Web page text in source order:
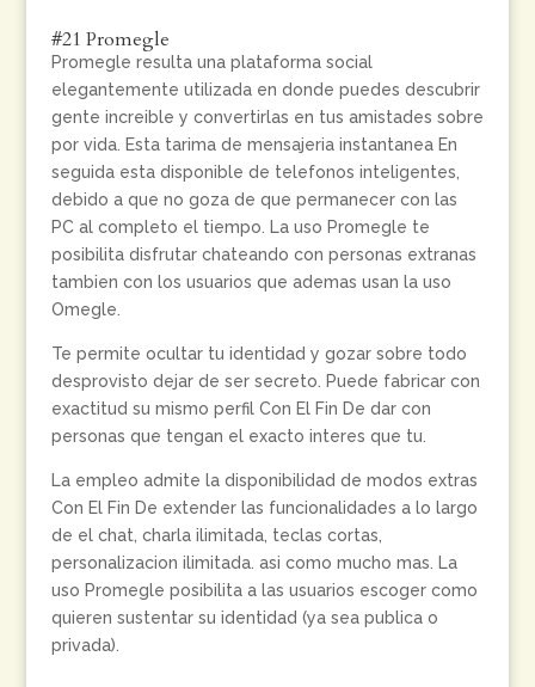
#21 Promegle
Promegle resulta una plataforma social
elegantemente utilizada en donde puedes descubrir
gente increible y convertirlas en tus amistades sobre
por vida. Esta tarima de mensajeria instantanea En
seguida esta disponible de telefonos inteligentes,
debido a que no goza de que permanecer con las
PC al completo el tiempo. La uso Promegle te
posibilita disfrutar chateando con personas extranas
tambien con los usuarios que ademas usan la uso
Omegle.
Te permite ocultar tu identidad y gozar sobre todo
desprovisto dejar de ser secreto. Puede fabricar con
exactitud su mismo perfil Con El Fin De dar con
personas que tengan el exacto interes que tu.
La empleo admite la disponibilidad de modos extras
Con El Fin De extender las funcionalidades a lo largo
de el chat, charla ilimitada, teclas cortas,
personalizacion ilimitada. asi­ como mucho mas. La
uso Promegle posibilita a las usuarios escoger como
quieren sustentar su identidad (ya sea publica o
privada).